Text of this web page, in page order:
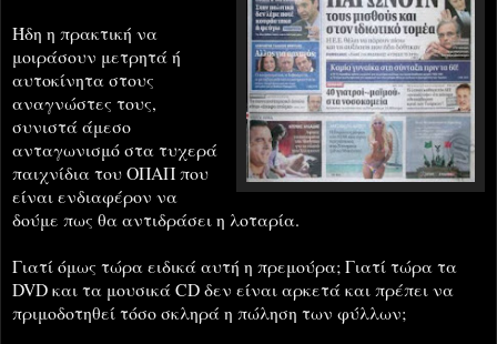
Ήδη η πρακτική να
μοιράσουν μετρητά ή
αυτοκίνητα στους
αναγνώστες τους,
συνιστά άμεσο
ανταγωνισμό στα τυχερά
παιχνίδια του ΟΠΑΠ που
είναι ενδιαφέρον να
δούμε πως θα αντιδράσει η λοταρία.
Γιατί όμως τώρα ειδικά αυτή η πρεμούρα; Γιατί τώρα τα
DVD και τα μουσικά CD δεν είναι αρκετά και πρέπει να
πριμοδοτηθεί τόσο σκληρά η πώληση των φύλλων;